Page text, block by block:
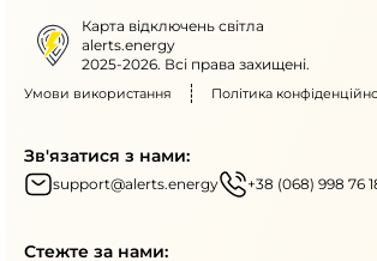
Карта відключень світла
alerts.energy
2025-2026. Всі права захищені.
Умови використання Політика
Зв'язатися з нами:
support@alerts.energy +38 (068) 998 76
Стежте за нами: